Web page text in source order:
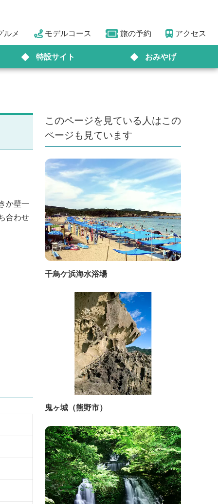
ルメ モデルコース 旅の予約 アクセス
特設サイト おみやげ
か壁一
合わせ
このページを見ている人はこの
ページも見ています
千鳥ケ浜海水浴場
鬼ヶ城（熊野市）